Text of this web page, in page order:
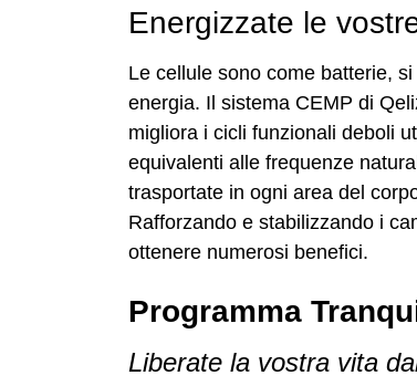
Energizzate le
Le cellule sono come batterie,
energia. Il sistema CEMP di
migliora i cicli funzionali deboli
equivalenti alle frequenze
trasportate in ogni area del
Rafforzando e stabilizzando i
ottenere numerosi benefici.
Programma
Liberate la vostra vita